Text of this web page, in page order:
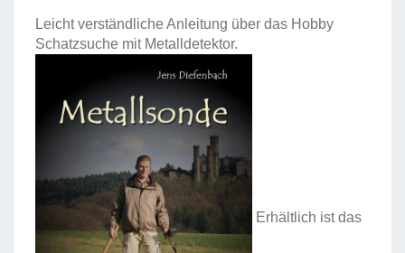
Leicht verständliche Anleitung über das Hobby
Schatzsuche mit Metalldetektor.
Erhältlich ist das